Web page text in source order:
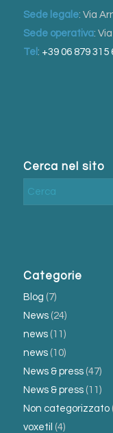
Sede legale: Via
Sede operativa:
Tel : +39 06 879 315
Cerca nel sito
Categorie
Blog (7)
News(24)
news(11)
news(10)
News & press(47)
News & press(11)
Non categorizzato
voxetil (4)